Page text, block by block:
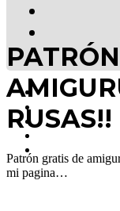
RUSAS!!
Patrón gratis de
mi pagina…